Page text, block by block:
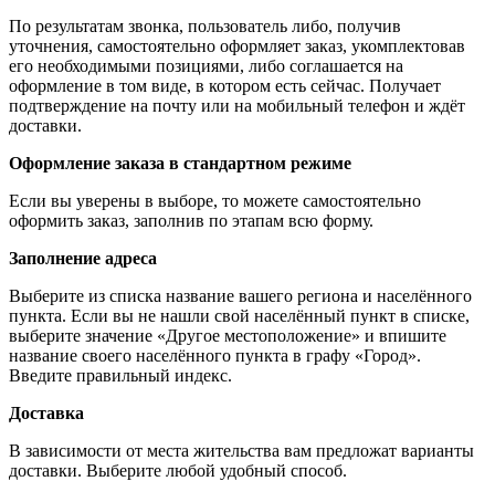
По результатам звонка, пользователь либо, получив
уточнения, самостоятельно оформляет заказ, укомплектовав
его необходимыми позициями, либо соглашается на
оформление в том виде, в котором есть сейчас. Получает
подтверждение на почту или на мобильный телефон и ждёт
доставки.
Оформление заказа в стандартном режиме
Если вы уверены в выборе, то можете самостоятельно
оформить заказ, заполнив по этапам всю форму.
Заполнение адреса
Выберите из списка название вашего региона и населённого
пункта. Если вы не нашли свой населённый пункт в списке,
выберите значение «Другое местоположение» и впишите
название своего населённого пункта в графу «Город».
Введите правильный индекс.
Доставка
В зависимости от места жительства вам предложат варианты
доставки. Выберите любой удобный способ.